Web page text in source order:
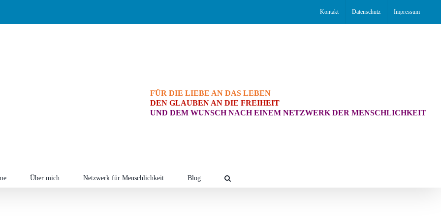
Kontakt Datenschutz Impressum
FÜR DIE LIEBE AN DAS LEBEN
DEN GLAUBEN AN DIE FREIHEIT
UND DEM WUNSCH NACH EINEM NETZWERK DER MENSCHLICHKEIT
Über mich Netzwerk für Menschlichkeit Blog